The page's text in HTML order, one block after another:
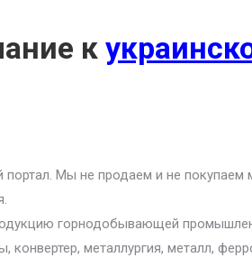
к
Мы не продаем и не покупаем
горнодобывающей
конвертер, металлургия, металл,